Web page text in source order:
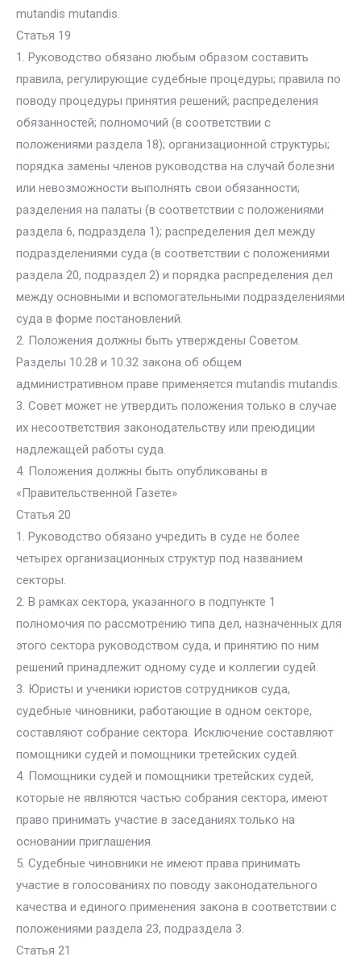
mutandis mutandis.
Статья 19
1. Руководство обязано любым образом составить
правила, регулирующие судебные процедуры; правила по
поводу процедуры принятия решений; распределения
обязанностей; полномочий (в соответствии с
положениями раздела 18); организационной структуры;
порядка замены членов руководства на случай болезни
или невозможности выполнять свои обязанности;
разделения на палаты (в соответствии с положениями
раздела 6, подраздела 1); распределения дел между
подразделениями суда (в соответствии с положениями
раздела 20, подраздел 2) и порядка распределения дел
между основными и вспомогательными подразделениями
суда в форме постановлений.
2. Положения должны быть утверждены Советом.
Разделы 10.28 и 10.32 закона об общем
административном праве применяется mutandis mutandis.
3. Совет может не утвердить положения только в случае
их несоответствия законодательству или преюдиции
надлежащей работы суда.
4. Положения должны быть опубликованы в
«Правительственной Газете»
Статья 20
1. Руководство обязано учредить в суде не более
четырех организационных структур под названием
секторы.
2. В рамках сектора, указанного в подпункте 1
полномочия по рассмотрению типа дел, назначенных для
этого сектора руководством суда, и принятию по ним
решений принадлежит одному суде и коллегии судей.
3. Юристы и ученики юристов сотрудников суда,
судебные чиновники, работающие в одном секторе,
составляют собрание сектора. Исключение составляют
помощники судей и помощники третейских судей.
4. Помощники судей и помощники третейских судей,
которые не являются частью собрания сектора, имеют
право принимать участие в заседаниях только на
основании приглашения.
5. Судебные чиновники не имеют права принимать
участие в голосованиях по поводу законодательного
качества и единого применения закона в соответствии с
положениями раздела 23, подраздела 3.
Статья 21